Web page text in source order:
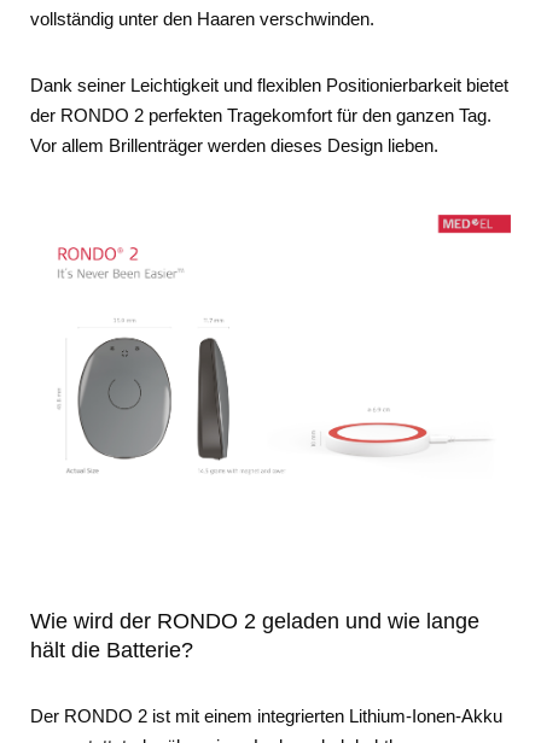
vollständig unter den Haaren verschwinden.
Dank seiner Leichtigkeit und flexiblen Positionierbarkeit bietet
der RONDO 2 perfekten Tragekomfort für den ganzen Tag.
Vor allem Brillenträger werden dieses Design lieben.
Wie wird der RONDO 2 geladen und wie lange
hält die Batterie?
Der RONDO 2 ist mit einem integrierten Lithium-Ionen-Akku